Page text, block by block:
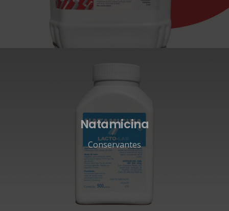
Natamicina
Conservantes